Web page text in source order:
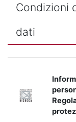
Condizioni
dati